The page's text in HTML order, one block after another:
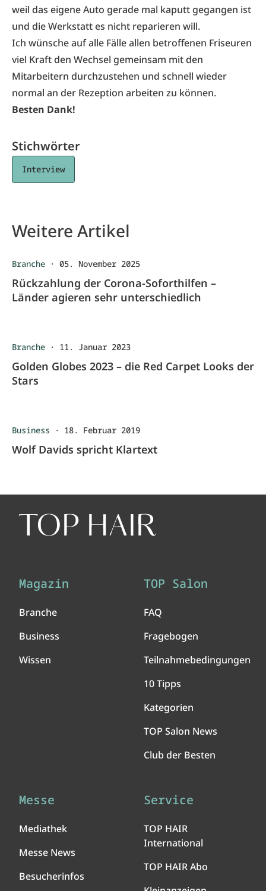
weil das eigene Auto gerade mal kaputt gegangen ist
und die Werkstatt es nicht reparieren will.
Ich wünsche auf alle Fälle allen betroffenen Friseuren
viel Kraft den Wechsel gemeinsam mit den
Mitarbeitern durchzustehen und schnell wieder
normal an der Rezeption arbeiten zu können.
Besten Dank!
Stichwörter
Interview
Weitere Artikel
Branche · 05. November 2025
Rückzahlung der Corona-Soforthilfen –
Länder agieren sehr unterschiedlich
Branche · 11. Januar 2023
Golden Globes 2023 – die Red Carpet Looks der
Stars
Business · 18. Februar 2019
Wolf Davids spricht Klartext
Magazin
Branche
Business
Wissen
TOP Salon
FAQ
Fragebogen
Teilnahmebedingungen
10 Tipps
Kategorien
TOP Salon News
Club der Besten
Messe
Mediathek
Messe News
Besucherinfos
Service
TOP HAIR
International
TOP HAIR Abo